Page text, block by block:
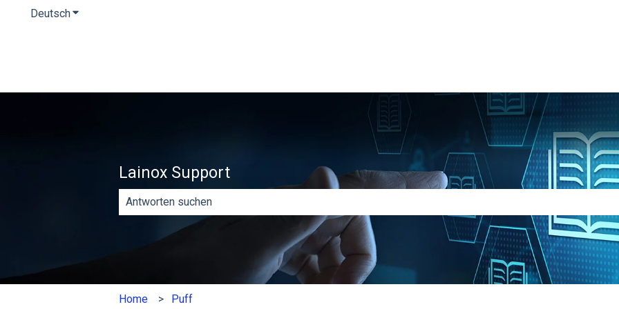
DeutschUntermenü für Übersetzungen anzeigen
Lainox Support
Es gibt keine Vorschläge, da das Suchfeld leer ist.
Home Puff